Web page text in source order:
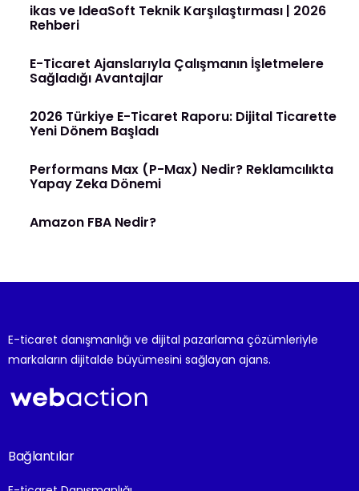
ikas ve IdeaSoft Teknik Karşılaştırması | 2026
Rehberi
E-Ticaret Ajanslarıyla Çalışmanın İşletmelere
Sağladığı Avantajlar
2026 Türkiye E-Ticaret Raporu: Dijital Ticarette
Yeni Dönem Başladı
Performans Max (P-Max) Nedir? Reklamcılıkta
Yapay Zeka Dönemi
Amazon FBA Nedir?
E-ticaret danışmanlığı ve dijital pazarlama çözümleriyle
markaların dijitalde büyümesini sağlayan ajans.
Bağlantılar